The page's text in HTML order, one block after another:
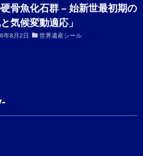
骨魚化石群 – 始新世最初期の
気候変動適応」
年8月2日 世界遺産シール